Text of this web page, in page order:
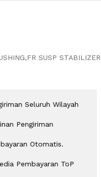
SUSP STABILIZER
Seluruh Wilayah
Pengiriman
Otomatis.
Pembayaran ToP